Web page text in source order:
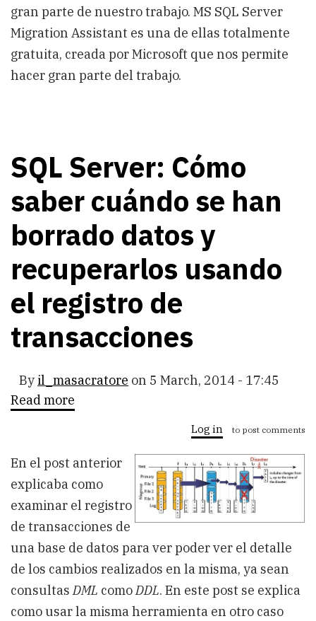
gran parte de nuestro trabajo. MS SQL Server
Migration Assistant es una de ellas totalmente
gratuita, creada por Microsoft que nos permite
hacer gran parte del trabajo.
SQL Server: Cómo
saber cuándo se han
borrado datos y
recuperarlos usando
el registro de
transacciones
Byil_masacratore on 5 March, 2014 - 17:45
Read more
cuándo
han
borrado
datos
y
recuperarlos
usando
el
registro
de
transacciones
Log in to post comments
En el post anterior
explicaba como
examinar el registro
de transacciones de
una base de datos para ver poder ver el detalle
de los cambios realizados en la misma, ya sean
consultasDML comoDDL. En este post se explica
como usar la misma herramienta en otro caso